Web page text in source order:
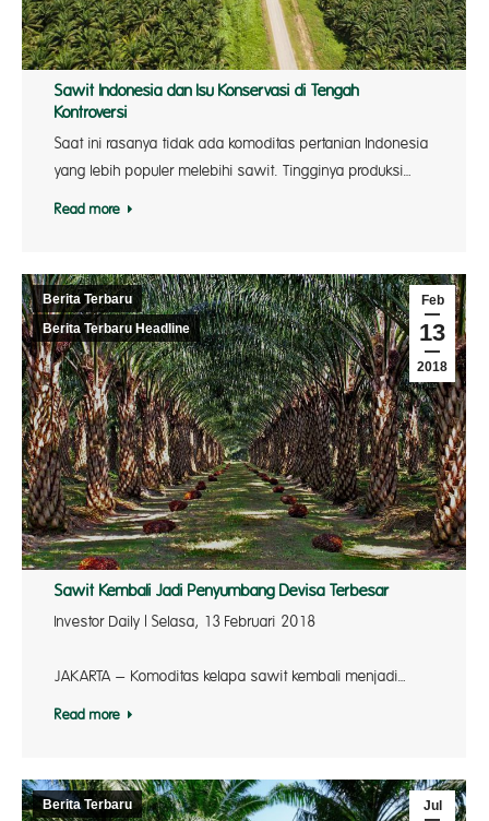
Sawit Indonesia dan Isu Konservasi di Tengah
Kontroversi
Saat ini rasanya tidak ada komoditas pertanian Indonesia
yang lebih populer melebihi sawit. Tingginya produksi…
Read more
Feb
13
2018
Berita Terbaru
Berita Terbaru Headline
Sawit Kembali Jadi Penyumbang Devisa Terbesar
Investor Daily | Selasa, 13 Februari 2018
JAKARTA – Komoditas kelapa sawit kembali menjadi…
Read more
Jul
Berita Terbaru